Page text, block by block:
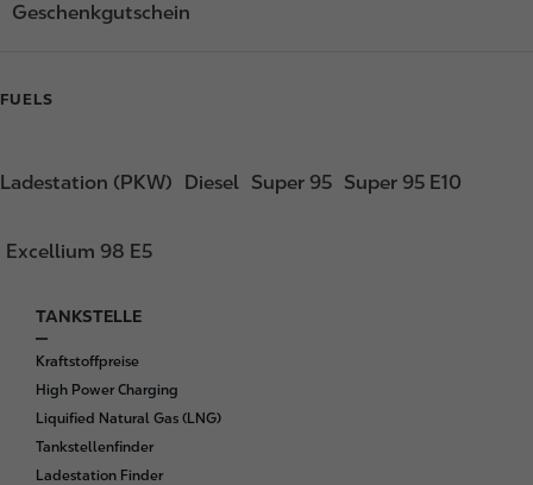
Geschenkgutschein
FUELS
Ladestation (PKW) Diesel Super 95 Super 95 E10
Excellium 98 E5
F
o
o
t
e
r
TANKSTELLE
Kraftstoffpreise
High Power Charging
Liquified Natural Gas (LNG)
Tankstellenfinder
Ladestation Finder